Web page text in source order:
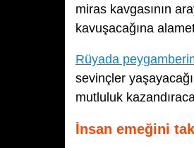
miras kavgasının
kavuşacağına
Rüyada
sevinçler
mutluluk
İnsan emeğini